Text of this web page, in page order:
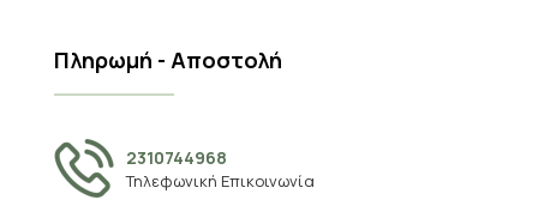
Πληρωμή - Αποστολή
2310744968
Τηλεφωνική Επικοινωνία